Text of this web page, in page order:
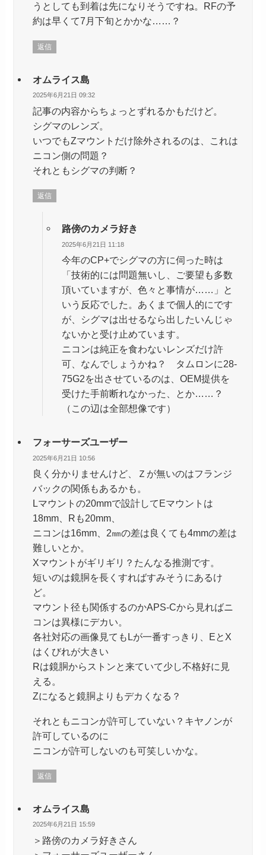
うとしても到着は先になりそうですね。RFの予
約は早くて7月下旬とかかな……？
返信
オムライス島
2025年6月21日 09:32
記事の内容からちょっとずれるかもだけど。
シグマのレンズ。
いつでもZマウントだけ除外されるのは、これは
ニコン側の問題？
それともシグマの判断？
返信
路傍のカメラ好き
2025年6月21日 11:18
今年のCP+でシグマの方に伺った時は
「技術的には問題無いし、ご要望も多数
頂いていますが、色々と事情が……」と
いう反応でした。あくまで個人的にです
が、シグマは出せるなら出したいんじゃ
ないかと受け止めています。
ニコンは純正を食わないレンズだけ許
可、なんでしょうかね？ タムロンに28-
75G2を出させているのは、OEM提供を
受けた手前断れなかった、とか……？
（この辺は全部想像です）
フォーサーズユーザー
2025年6月21日 10:56
良く分かりませんけど、Ｚが無いのはフランジ
バックの関係もあるかも。
Lマウントの20mmで設計してEマウントは
18mm、Rも20mm、
ニコンは16mm、2㎜の差は良くても4mmの差は
難しいとか。
Xマウントがギリギリ？たんなる推測です。
短いのは鏡胴を長くすればすみそうにあるけ
ど。
マウント径も関係するのかAPS-Cから見ればニ
コンは異様にデカい。
各社対応の画像見てもLが一番すっきり、EとX
はくびれが大きい
Rは鏡胴からストンと来ていて少し不格好に見
える。
Zになると鏡胴よりもデカくなる？
それともニコンが許可していない？キヤノンが
許可しているのに
ニコンが許可しないのも可笑しいかな。
返信
オムライス島
2025年6月21日 15:59
＞路傍のカメラ好きさん